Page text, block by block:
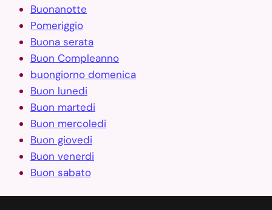
Buonanotte
Pomeriggio
Buona serata
Buon Compleanno
buongiorno domenica
Buon lunedi
Buon martedi
Buon mercoledi
Buon giovedi
Buon venerdi
Buon sabato